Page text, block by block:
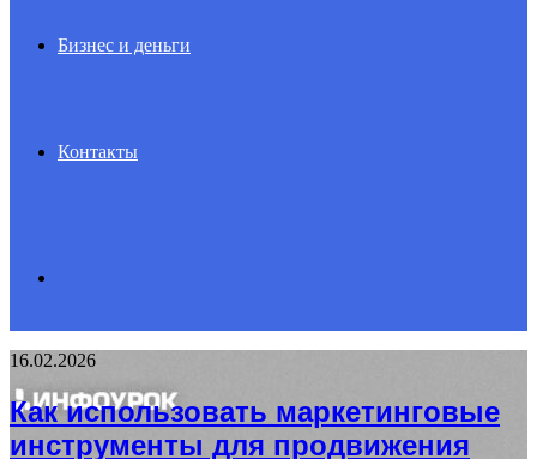
Бизнес и деньги
Контакты
16.02.2026
Как использовать маркетинговые
инструменты для продвижения